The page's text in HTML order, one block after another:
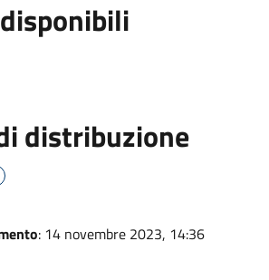
distribuzione
: 14 novembre 2023, 14:36